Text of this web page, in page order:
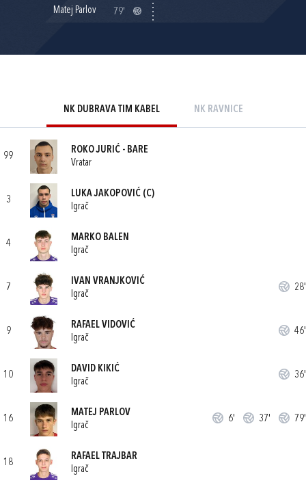
Matej Parlov
79'
NK DUBRAVA TIM KABEL NK RAVNICE
99
ROKO JURIĆ - BARE
Vratar
3
LUKA JAKOPOVIĆ (C)
Igrač
4
MARKO BALEN
Igrač
7
IVAN VRANJKOVIĆ
Igrač
28'
9
RAFAEL VIDOVIĆ
Igrač
46'
10
DAVID KIKIĆ
Igrač
36'
16
MATEJ PARLOV
Igrač
6' 37' 79'
18
RAFAEL TRAJBAR
Igrač